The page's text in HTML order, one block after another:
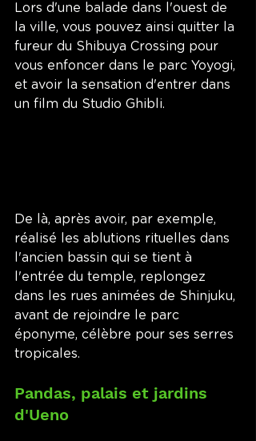
Lors d'une balade dans l'ouest de
la ville, vous pouvez ainsi quitter la
fureur du Shibuya Crossing pour
vous enfoncer dans le parc Yoyogi,
et avoir la sensation d'entrer dans
un film du Studio Ghibli.
De là, après avoir, par exemple,
réalisé les ablutions rituelles dans
l'ancien bassin qui se tient à
l'entrée du temple, replongez
dans les rues animées de Shinjuku,
avant de rejoindre le parc
éponyme, célèbre pour ses serres
tropicales.
Pandas, palais et jardins
d'Ueno